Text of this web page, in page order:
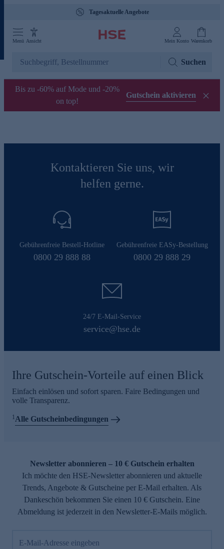
Tagesaktuelle Angebote
Menü Ansicht Mein Konto Warenkorb
Suchen
Bis zu -60% auf Mode und -20%
on top!
Gutschein aktivieren
Kontaktieren Sie uns, wir
helfen gerne.
Gebührenfreie Bestell-Hotline
0800 29 888 88
Gebührenfreie EASy-Bestellung
0800 29 888 29
24/7 E-Mail-Service
service@hse.de
Ihre Gutschein-Vorteile auf einen Blick
Einfach einlösen und sofort sparen. Faire Bedingungen und
volle Transparenz.
1Alle Gutscheinbedingungen
Newsletter abonnieren – 10 € Gutschein erhalten
Ich möchte den HSE-Newsletter abonnieren und aktuelle
Trends, Angebote & Gutscheine per E-Mail erhalten. Als
Dankeschön bekommen Sie einen 10 € Gutschein. Eine
Abmeldung ist jederzeit in den Newsletter-E-Mails möglich.
E-Mail-Adresse eingeben